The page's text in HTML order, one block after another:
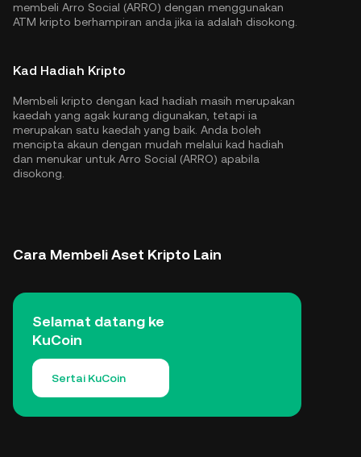
membeli Arro Social (ARRO) dengan menggunakan
ATM kripto berhampiran anda jika ia adalah disokong.
Kad Hadiah Kripto
Membeli kripto dengan kad hadiah masih merupakan
kaedah yang agak kurang digunakan, tetapi ia
merupakan satu kaedah yang baik. Anda boleh
mencipta akaun dengan mudah melalui kad hadiah
dan menukar untuk Arro Social (ARRO) apabila
disokong.
Cara Membeli Aset Kripto Lain
Selamat datang ke
KuCoin
Sertai KuCoin